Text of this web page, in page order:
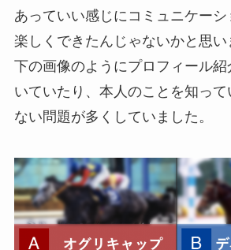
あっていい感じにコミュニケーシ
楽しくできたんじゃないかと思い
下の画像のようにプロフィール紹
いていたり、本人のことを知って
ない問題が多くしていました。